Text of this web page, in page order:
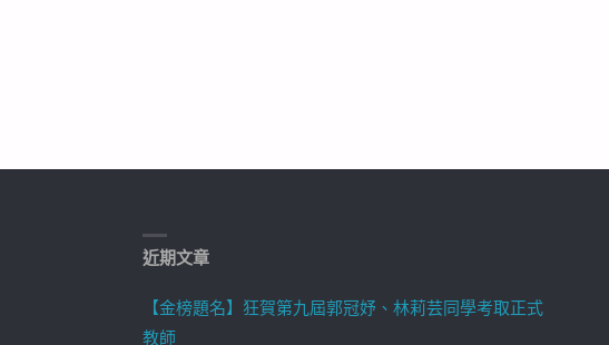
近期文章
【金榜題名】狂賀第九屆郭冠妤、林莉芸同學考取正式
教師